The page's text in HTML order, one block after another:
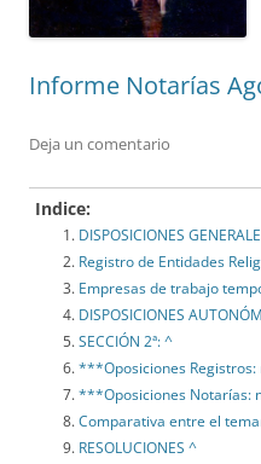
Informe Notarías
Deja un comentario
Indice:
DISPOSICIONES
Registro de Entidades
Empresas de trabajo
DISPOSICIONES
SECCIÓN 2ª: ^
***Oposiciones
***Oposiciones Notarías:
Comparativa entre el
RESOLUCIONES ^